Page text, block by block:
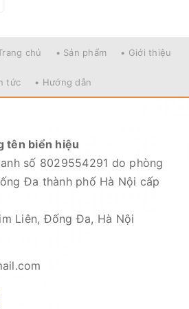
chủ • Sản phẩm • Giới thiệu
tức • Hướng dẫn
tên biển hiệu
số 8029554291 do phòng
Đa thành phố Hà Nội cấp
Liên, Đống Đa, Hà Nội